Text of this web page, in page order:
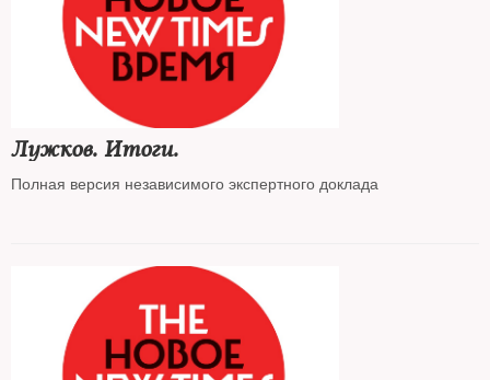
Лужков. Итоги.
Полная версия независимого экспертного доклада